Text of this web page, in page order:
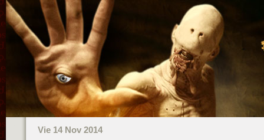
Vie 14 Nov 2014